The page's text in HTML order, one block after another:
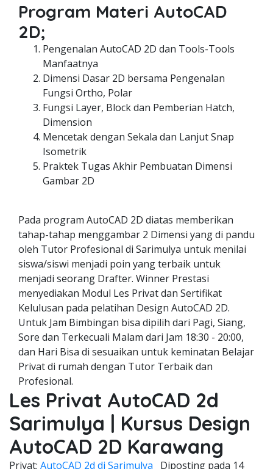
Program Materi AutoCAD
2D;
Pengenalan AutoCAD 2D dan Tools-Tools
Manfaatnya
Dimensi Dasar 2D bersama Pengenalan
Fungsi Ortho, Polar
Fungsi Layer, Block dan Pemberian Hatch,
Dimension
Mencetak dengan Sekala dan Lanjut Snap
Isometrik
Praktek Tugas Akhir Pembuatan Dimensi
Gambar 2D
Pada program AutoCAD 2D diatas memberikan
tahap-tahap menggambar 2 Dimensi yang di pandu
oleh Tutor Profesional di Sarimulya untuk menilai
siswa/siswi menjadi poin yang terbaik untuk
menjadi seorang Drafter. Winner Prestasi
menyediakan Modul Les Privat dan Sertifikat
Kelulusan pada pelatihan Design AutoCAD 2D.
Untuk Jam Bimbingan bisa dipilih dari Pagi, Siang,
Sore dan Terkecuali Malam dari Jam 18:30 - 20:00,
dan Hari Bisa di sesuaikan untuk keminatan Belajar
Privat di rumah dengan Tutor Terbaik dan
Profesional.
Les Privat AutoCAD 2d
Sarimulya | Kursus Design
AutoCAD 2D Karawang
Privat; AutoCAD 2d di Sarimulya Diposting pada 14